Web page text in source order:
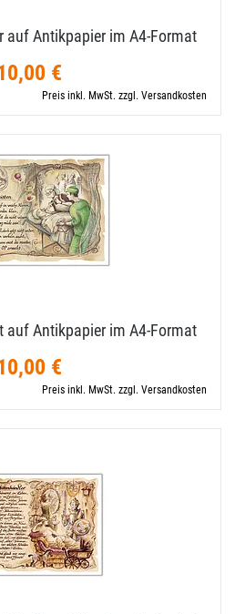
auf Antikpapier im A4-​Format
€
Preis inkl. MwSt. zzgl. Versandkosten
Antikpapier im A4-​Format
€
Preis inkl. MwSt. zzgl. Versandkosten